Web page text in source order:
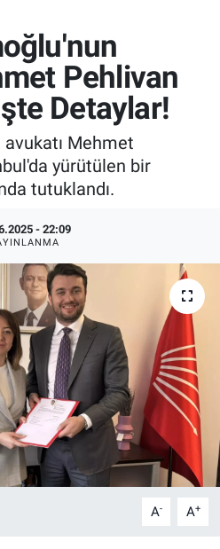
Pehlivan
Detaylar!
Mehmet
yürütülen bir
tutuklandı.
- 22:09
A- A+